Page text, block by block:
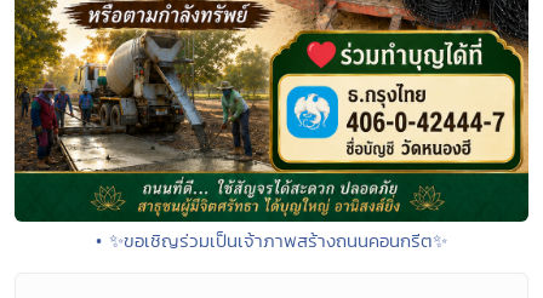
• ✨ขอเชิญร่วมเป็นเจ้าภาพสร้างถนนคอนกรีต✨